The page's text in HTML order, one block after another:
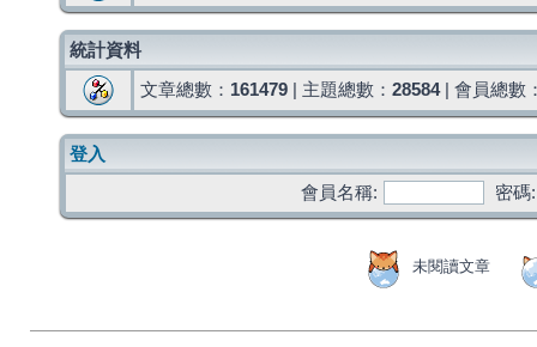
統計資料
文章總數： 161479 | 主題總數： 28584| 會員總數
登入
會員名稱:
密碼:
未閱讀文章